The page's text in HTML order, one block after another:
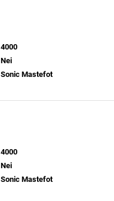
4000
Nei
Sonic Mastefot
4000
Nei
Sonic Mastefot